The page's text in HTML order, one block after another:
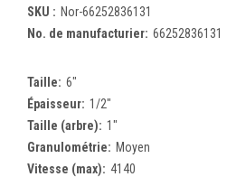
SKU : Nor-66252836131
No. de manufacturier: 66252836131
Taille: 6"
Épaisseur: 1/2"
Taille (arbre): 1"
Granulométrie: Moyen
Vitesse (max): 4140